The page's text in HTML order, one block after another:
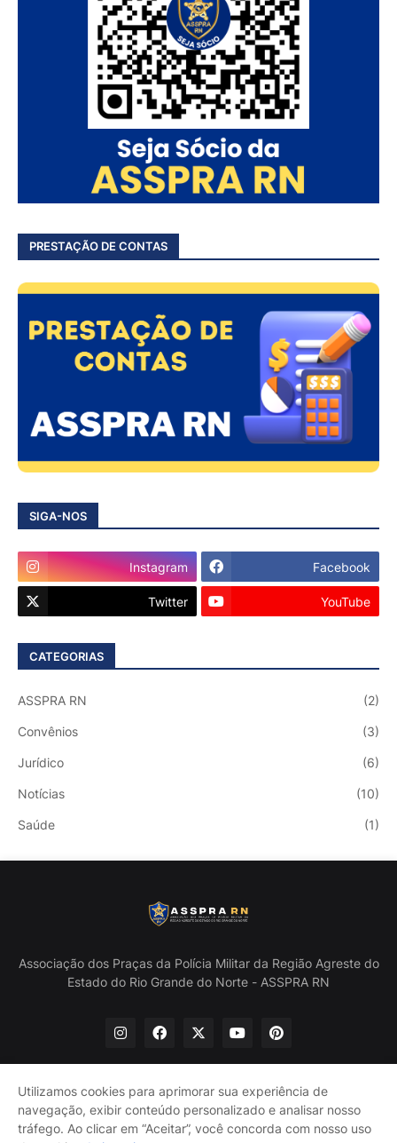
PRESTAÇÃO DE CONTAS
SIGA-NOS
Instagram Facebook
Twitter YouTube
CATEGORIAS
ASSPRA RN (2)
Convênios (3)
Jurídico (6)
Notícias (10)
Saúde (1)
Associação dos Praças da Polícia Militar da Região Agreste do
Estado do Rio Grande do Norte - ASSPRA RN
Início Quem Somos
Política de Privacidade
Contate-nos
Utilizamos cookies para aprimorar sua experiência de
navegação, exibir conteúdo personalizado e analisar nosso
tráfego. Ao clicar em “Aceitar”, você concorda com nosso uso